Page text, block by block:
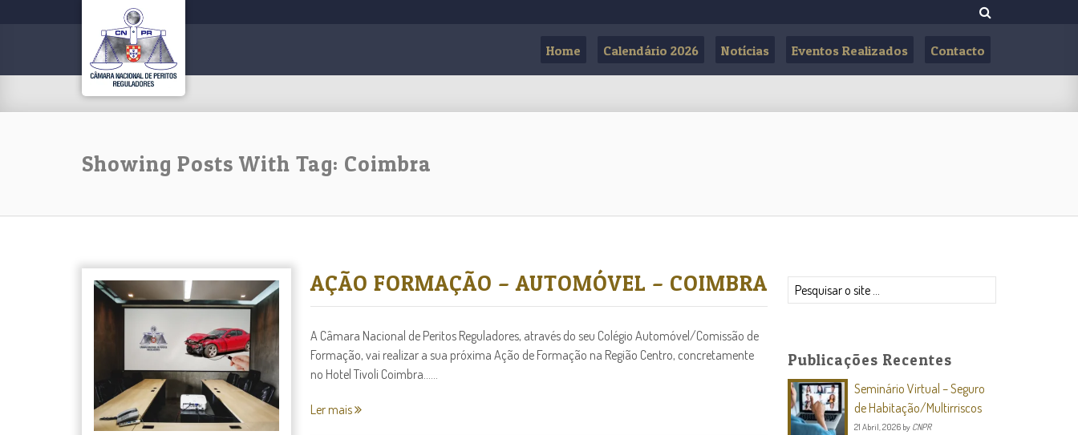
Home Calendário 2026 Notícias Eventos Realizados Contacto
Showing Posts With Tag: Coimbra
AÇÃO FORMAÇÃO – AUTOMÓVEL – COIMBRA
A Câmara Nacional de Peritos Reguladores, através do seu Colégio Automóvel/Comissão de
Formação, vai realizar a sua próxima Ação de Formação na Região Centro, concretamente
no Hotel Tivoli Coimbra......
Ler mais
Pesquisar
Publicações Recentes
Seminário Virtual – Seguro
de Habitação/Multirriscos
21 Abril, 2026 by CNPR